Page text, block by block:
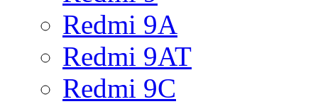
Redmi 9A
Redmi 9AT
Redmi 9C